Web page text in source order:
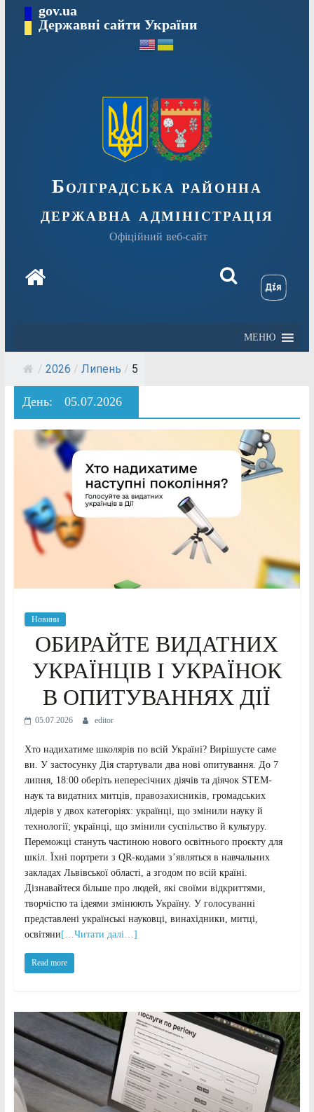
Перейтиgov.ua
Державні сайти України
Болградська районна
державна адміністрація
Офіційний веб-сайт
МЕНЮ
/ 2026 / Липень / 5
День: 05.07.2026
Новини
ОБИРАЙТЕ ВИДАТНИХ
УКРАЇНЦІВ І УКРАЇНОК
В ОПИТУВАННЯХ ДІЇ
05.07.2026 editor
Хто надихатиме школярів по всій Україні? Вирішуєте саме
ви. У застосунку Дія стартували два нові опитування. До 7
липня, 18:00 оберіть непересічних діячів та діячок STEM-
наук та видатних митців, правозахисників, громадських
лідерів у двох категоріях: українці, що змінили науку й
технології; українці, що змінили суспільство й культуру.
Переможці стануть частиною нового освітнього проєкту для
шкіл. Їхні портрети з QR-кодами з’являться в навчальних
закладах Львівської області, а згодом по всій країні.
Дізнавайтеся більше про людей, які своїми відкриттями,
творчістю та ідеями змінюють Україну. У голосуванні
представлені українські науковці, винахідники, митці,
освітяни […Читати далі…]
Read more